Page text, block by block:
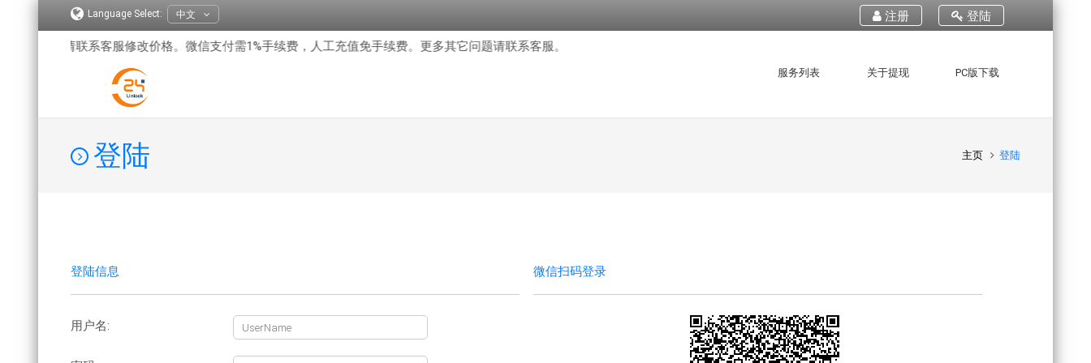
登陆
注册
Language Select: 中文
户，请联系客服修改价格。微信支付需1%手续费，人工充值免手续费。更多其它问题请联系客服。
服务列表 关于提现 PC版下载
登陆 主页 登陆
登陆信息
用户名:
微信扫码登录